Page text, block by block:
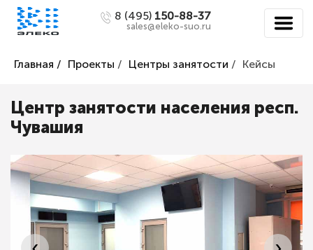
8 (495) 150-88-37
sales@eleko-suo.ru
Главная / Проекты / Центры занятости / Кейсы
Центр занятости населения респ.
Чувашия